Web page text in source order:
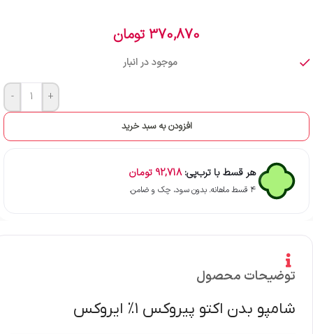
370,870 تومان
موجود در انبار
- +
افزودن به سبد خرید
هر قسط با ترب‌پی:92,718 تومان
۴ قسط ماهانه. بدون سود، چک و ضامن.
توضیحات محصول
شامپو بدن اکتو پیروکس ۱% ایروکس